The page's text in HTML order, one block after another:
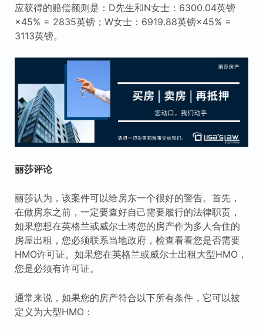
应获得的赔偿额则是：D先生和N女士：6300.04英镑
×45% = 2835英镑；W女士：6919.88英镑×45% =
3113英镑。
丽莎评论
丽莎认为，该案件可以给房东一个很好的警告。首先，
在做房东之前，一定要查好自己需要履行的法律职责，
如果您想在英格兰或威尔士将您的房产作为多人合住的
房屋出租，您必须联系当地政府，检查看看您是否需要
HMO许可证。如果您在英格兰或威尔士出租大型HMO，
您是必须有许可证。
通常来说，如果您的房产符合以下所有条件，它可以被
定义为大型HMO：